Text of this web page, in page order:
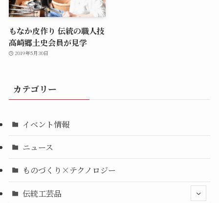
もなか皮作り 伝統の職人技
高崎郷土史会員が見学
2019年5月30日
カテゴリー
イベント情報
ニュース
ものづくり×テクノロジー
伝統工芸品